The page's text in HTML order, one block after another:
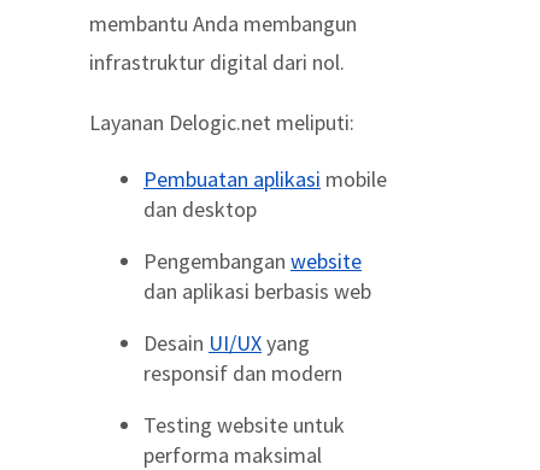
membantu Anda membangun
infrastruktur digital dari nol.
Layanan Delogic.net meliputi:
Pembuatan aplikasi mobile
dan desktop
Pengembangan website
dan aplikasi berbasis web
Desain UI/UXyang
responsif dan modern
Testing website untuk
performa maksimal